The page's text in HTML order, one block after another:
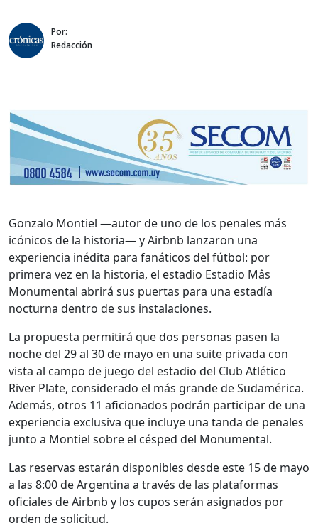
Por:
Redacción
Gonzalo Montiel —autor de uno de los penales más
icónicos de la historia— y Airbnb lanzaron una
experiencia inédita para fanáticos del fútbol: por
primera vez en la historia, el estadio Estadio Mâs
Monumental abrirá sus puertas para una estadía
nocturna dentro de sus instalaciones.
La propuesta permitirá que dos personas pasen la
noche del 29 al 30 de mayo en una suite privada con
vista al campo de juego del estadio del Club Atlético
River Plate, considerado el más grande de Sudamérica.
Además, otros 11 aficionados podrán participar de una
experiencia exclusiva que incluye una tanda de penales
junto a Montiel sobre el césped del Monumental.
Las reservas estarán disponibles desde este 15 de mayo
a las 8:00 de Argentina a través de las plataformas
oficiales de Airbnb y los cupos serán asignados por
orden de solicitud.